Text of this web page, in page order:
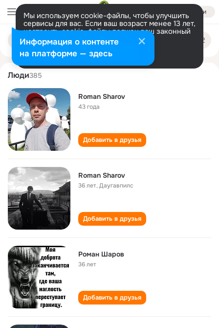
Войти
Мы используем cookie-файлы, чтобы улучшить
сервисы для вас. Если ваш возраст менее 13 лет,
настроить cookie-файлы должен ваш законный
представитель. Больше информации
Разрешить все Настроить
Поиск
людям
roman sharov
Люди385
Roman Sharov
43 года
Добавить в друзья
Roman Sharov
36 лет,Даугавпилс
Добавить в друзья
Роман Шаров
36 лет
Добавить в друзья
Информация о контенте
на платформе — здесь